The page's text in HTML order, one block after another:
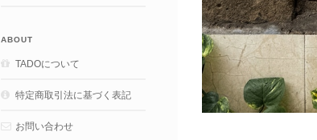
ABOUT
TADOについて
特定商取引法に基づく表記
お問い合わせ